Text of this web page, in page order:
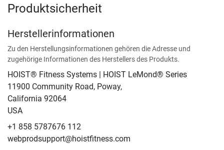
Produktsicherheit
Herstellerinformationen
Zu den Herstellungsinformationen gehören die Adresse und
zugehörige Informationen des Herstellers des Produkts.
HOIST® Fitness Systems | HOIST LeMond® Series
11900 Community Road, Poway,
California 92064
USA
+1 858 5787676 112
webprodsupport@hoistfitness.com